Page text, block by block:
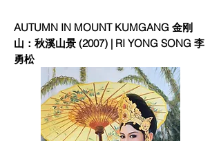
AUTUMN IN MOUNT KUMGANG 金刚
山：秋溪山景 (2007) | RI YONG SONG 李
勇松